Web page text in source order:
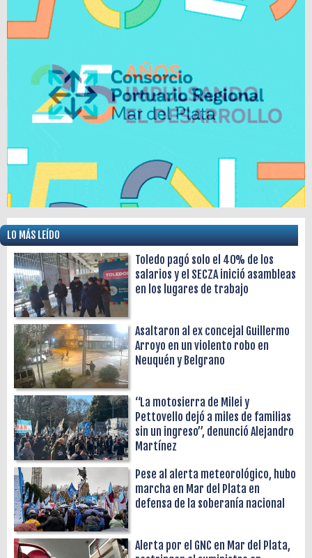
LO MÁS LEÍDO
Toledo pagó solo el 40% de los
salarios y el SECZA inició asambleas
en los lugares de trabajo
Asaltaron al ex concejal Guillermo
Arroyo en un violento robo en
Neuquén y Belgrano
“La motosierra de Milei y
Pettovello dejó a miles de familias
sin un ingreso”, denunció Alejandro
Martínez
Pese al alerta meteorológico, hubo
marcha en Mar del Plata en
defensa de la soberanía nacional
Alerta por el GNC en Mar del Plata,